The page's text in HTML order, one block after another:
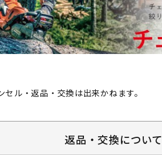
ル・返品・交換は出来かねます。
返品・交換について